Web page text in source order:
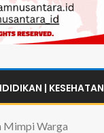
| KESEHATAN
Mimpi Warga